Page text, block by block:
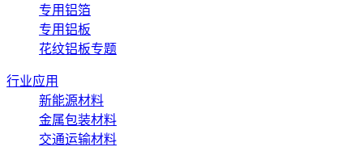
专用铝箔
专用铝板
花纹铝板专题
行业应用
新能源材料
金属包装材料
交通运输材料